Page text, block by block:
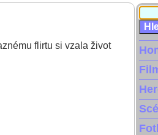
flirtu si vzala život